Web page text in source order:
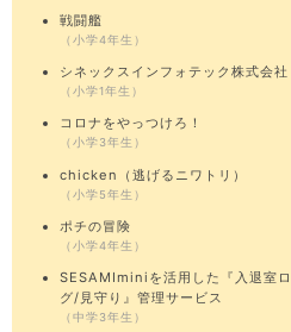
戦闘艦
（小学4年生）
シネックスインフォテック株式会社
（小学1年生）
コロナをやっつけろ！
（小学3年生）
chicken（逃げるニワトリ）
（小学5年生）
ポチの冒険
（小学4年生）
SESAMIminiを活用した『入退室ロ
グ/見守り』管理サービス
（中学3年生）